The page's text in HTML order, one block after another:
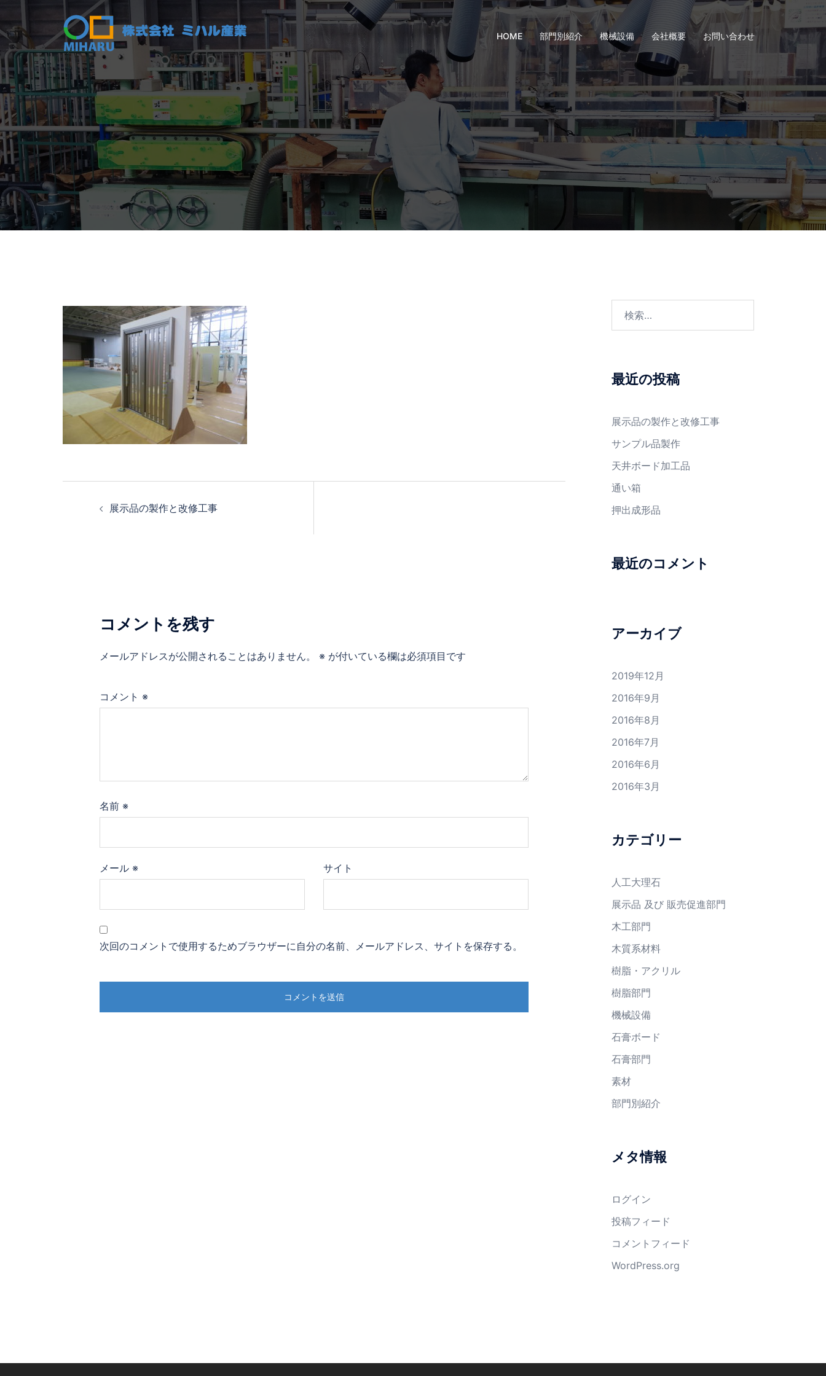
テ
ン
ツ
へ
ス
キ
ッ
プ
HOME 部門別紹介 機械設備 会社概要 お問い合わせ
展示品の製作と改修工事
コメントを残す
メールアドレスが公開されることはありません。 ※ が付いている欄は必須項目です
コメント ※
名前 ※
メール ※ サイト
次回のコメントで使用するためブラウザーに自分の名前、メールアドレス、サイトを保存する。
最近の投稿
展示品の製作と改修工事
サンプル品製作
天井ボード加工品
通い箱
押出成形品
最近のコメント
アーカイブ
2019年12月
2016年9月
2016年8月
2016年7月
2016年6月
2016年3月
カテゴリー
人工大理石
展示品 及び 販売促進部門
木工部門
木質系材料
樹脂・アクリル
樹脂部門
機械設備
石膏ボード
石膏部門
素材
部門別紹介
メタ情報
ログイン
投稿フィード
コメントフィード
WordPress.org